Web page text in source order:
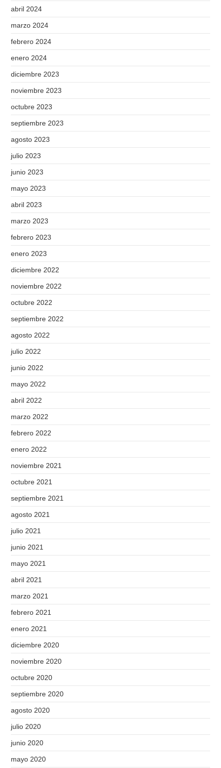
abril 2024
marzo 2024
febrero 2024
enero 2024
diciembre 2023
noviembre 2023
octubre 2023
septiembre 2023
agosto 2023
julio 2023
junio 2023
mayo 2023
abril 2023
marzo 2023
febrero 2023
enero 2023
diciembre 2022
noviembre 2022
octubre 2022
septiembre 2022
agosto 2022
julio 2022
junio 2022
mayo 2022
abril 2022
marzo 2022
febrero 2022
enero 2022
noviembre 2021
octubre 2021
septiembre 2021
agosto 2021
julio 2021
junio 2021
mayo 2021
abril 2021
marzo 2021
febrero 2021
enero 2021
diciembre 2020
noviembre 2020
octubre 2020
septiembre 2020
agosto 2020
julio 2020
junio 2020
mayo 2020